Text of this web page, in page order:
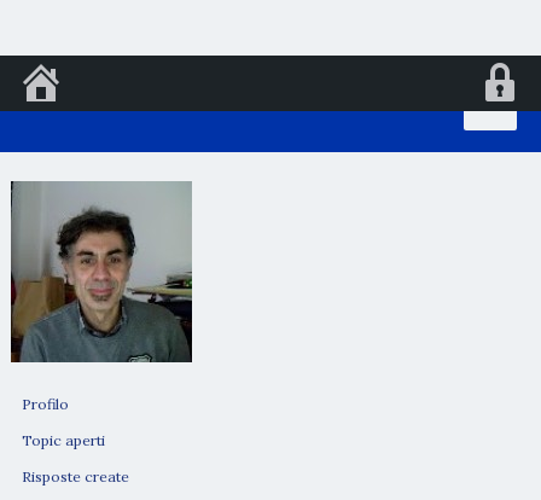
al
Profilo
Topic aperti
Risposte create